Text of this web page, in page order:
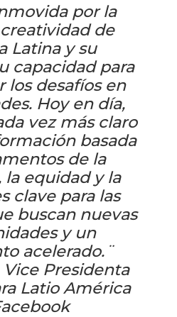
por la
de
Latina y su
capacidad para
los desafíos en
Hoy en día,
vez más claro
basada
de la
la equidad y la
clave para las
buscan nuevas
y un
acelerado.¨
Presidenta
Latio América